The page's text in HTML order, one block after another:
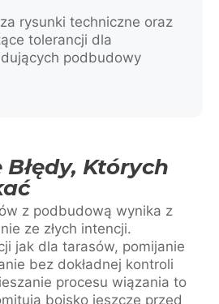
rysunki techniczne oraz
tolerancji dla
podbudowy
Których
z podbudową wynika z
ze złych intencji.
jak dla tarasów, pomijanie
bez dokładnej kontroli
procesu wiązania to
boisko jeszcze przed